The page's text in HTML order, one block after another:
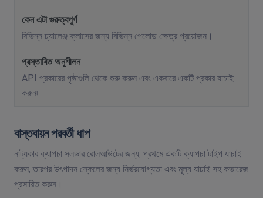
বিভিন্ন চ্যালেঞ্জ ক্লাসের জন্য বিভিন্ন পেলোড ক্ষেত্র প্রয়োজন।
API প্রকারের পৃষ্ঠাগুলি থেকে শুরু করুন এবং একবারে একটি প্রকার যাচাই
করুন৷
বাস্তবায়ন পরবর্তী ধাপ
নাট্যকার ক্যাপচা সলভার রোলআউটের জন্য, প্রথমে একটি ক্যাপচা টাইপ যাচাই
করুন, তারপর উৎপাদন স্কেলের জন্য নির্ভরযোগ্যতা এবং মূল্য যাচাই সহ কভারেজ
প্রসারিত করুন।